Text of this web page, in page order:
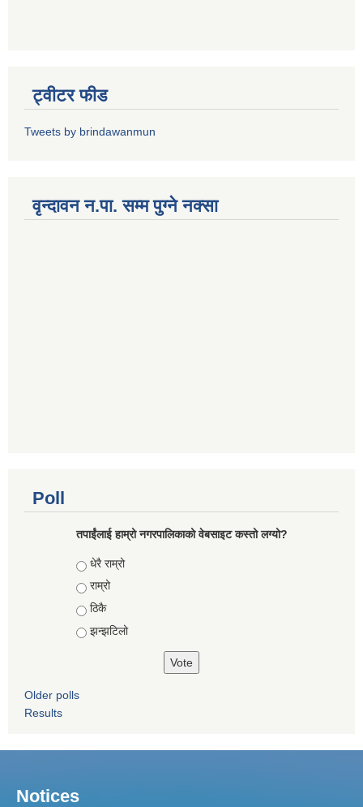
ट्वीटर फीड
Tweets by brindawanmun
वृन्दावन न.पा. सम्म पुग्ने नक्सा
Poll
तपाईंलाई हाम्रो नगरपालिकाको वेबसाइट कस्तो लग्यो?
Choices
धेरै राम्रो
राम्रो
ठिकै
झन्झटिलो
Older polls
Results
Notices